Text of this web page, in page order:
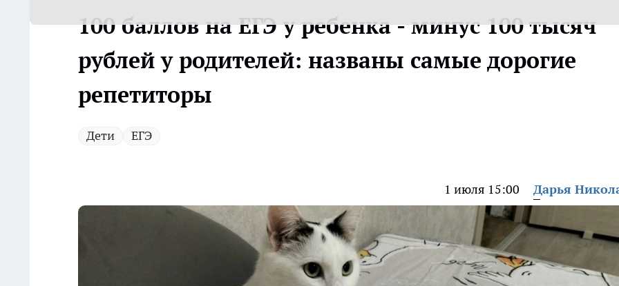
100 баллов на ЕГЭ у ребенка - минус 100 тысяч
рублей у родителей: названы самые дорогие
репетиторы
Дети ЕГЭ
1 июля 15:00 Дарья